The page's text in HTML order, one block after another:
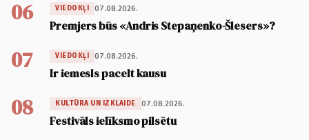
06 VIEDOKĻI 07.08.2026.
Premjers būs «Andris Stepaņenko-Šlesers»?
07 VIEDOKĻI 07.08.2026.
Ir iemesls pacelt kausu
08 KULTŪRA UN IZKLAIDE 07.08.2026.
Festivāls ielīksmo pilsētu